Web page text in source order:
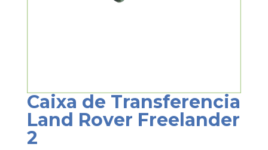
Caixa de Transferencia
Land Rover Freelander
2